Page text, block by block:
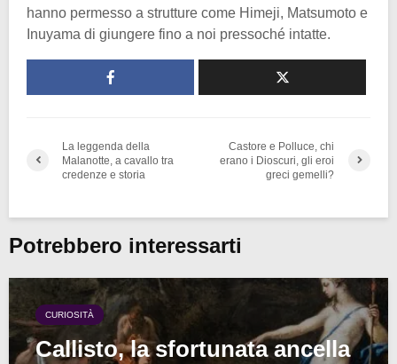
hanno permesso a strutture come Himeji, Matsumoto e
Inuyama di giungere fino a noi pressoché intatte.
La leggenda della
Malanotte, a cavallo tra
credenze e storia
Castore e Polluce, chi
erano i Dioscuri, gli eroi
greci gemelli?
Potrebbero interessarti
CURIOSITÀ
Callisto, la sfortunata ancella